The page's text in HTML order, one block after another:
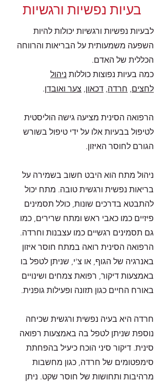
בעיות נפשיות ורגשיות
לבעיות נפשיות ורגשיות יכולות להיות
השפעה משמעותית על הבריאות והרווחה
הכללית של האדם.
כמה בעיות נפוצות כוללות ניהול
לחצים, חרדה, דכאון, צער ואובדן.
הרפואה הסינית מציעה גישה הוליסטית
לטיפול בבעיות אלו על ידי טיפול בשורש
הגורם לחוסר האיזון.
ניהול מתח הוא היבט חשוב בשמירה על
בריאות נפשית ורגשית טובה. מתח יכול
להתבטא בדרכים שונות, כולל תסמינים
פיזיים כמו כאבי ראש ומתח שרירים, כמו
גם תסמינים רגשיים כמו עצבנות וחרדה.
הרפואה הסינית רואה במתח חוסר איזון
באנרגיה של הגוף, או צ'י, שניתן לטפל בו
באמצעות דיקור, רפואת צמחים ושינויים
באורח החיים כגון תזונה ופעילות גופנית.
חרדה היא בעיה נפשית ורגשית שכיחה
נוספת שניתן לטפל בה באמצעות רפואה
סינית. דיקור סיני הוכח כיעיל בהפחתת
סימפטומים של חרדה, כגון מחשבות
מרהיבות ותחושות של חוסר שקט. ניתן